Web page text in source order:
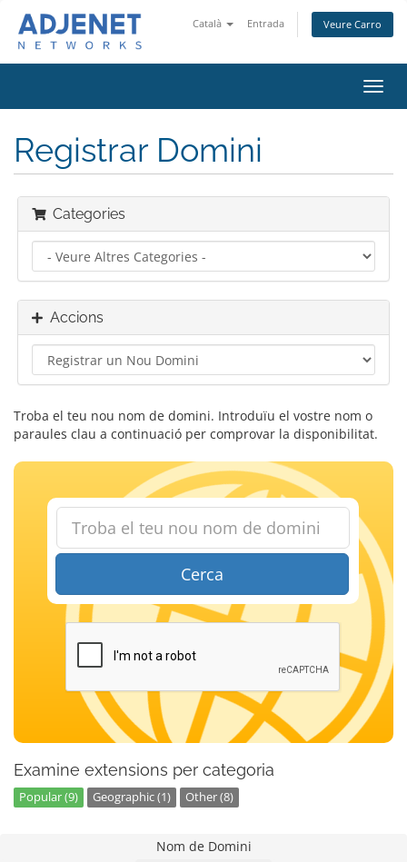
Català Entrada Veure Carro
la
Registrar Domini
Categories
Accions
Troba el teu nou nom de domini. Introduïu el vostre nom o
paraules clau a continuació per comprovar la disponibilitat.
Cerca
Examine extensions per categoria
Popular (9) Geographic (1) Other (8)
Nom de Domini